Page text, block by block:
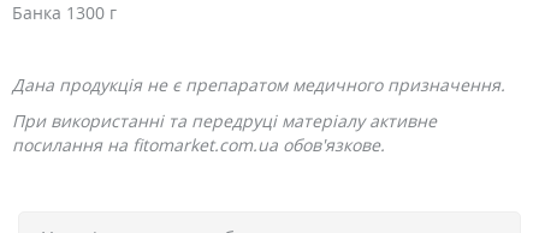
Банка 1300 г
Дана продукція не є препаратом медичного призначення.
При використанні та передруці матеріалу активне
посилання на fitomarket.com.ua обов'язкове.